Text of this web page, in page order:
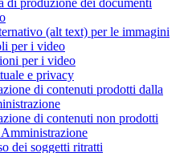
di produzione dei documenti
(alt text) per le immagini
per i video
per i video
e privacy
di contenuti prodotti dalla
di contenuti non prodotti
dei soggetti ritratti